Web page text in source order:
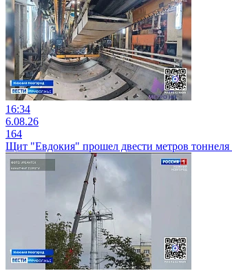
16:34
6.08.26
164
Щит "Евдокия" прошел двести метров